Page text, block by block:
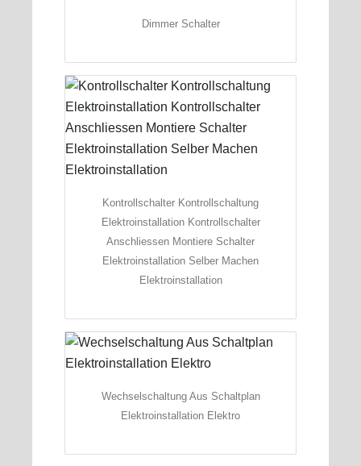
Dimmer Schalter
Kontrollschalter Kontrollschaltung
Elektroinstallation Kontrollschalter
Anschliessen Montiere Schalter
Elektroinstallation Selber Machen
Elektroinstallation
Wechselschaltung Aus Schaltplan
Elektroinstallation Elektro